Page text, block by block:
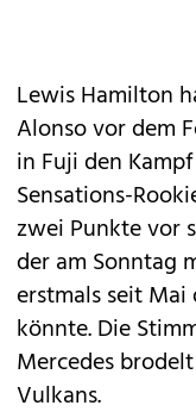
Lewis Hamilton
Alonso vor dem
in Fuji den
Sensations-
zwei Punkte vor
der am Sonntag
erstmals seit
könnte. Die
Mercedes
Vulkans.